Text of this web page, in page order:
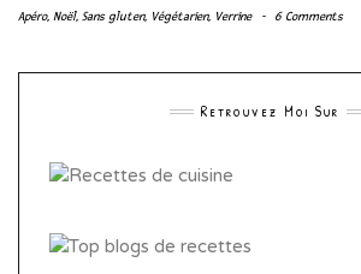
Apéro, Noël, Sans gluten, Végétarien, Verrine - 6 Comments
Retrouvez Moi Sur